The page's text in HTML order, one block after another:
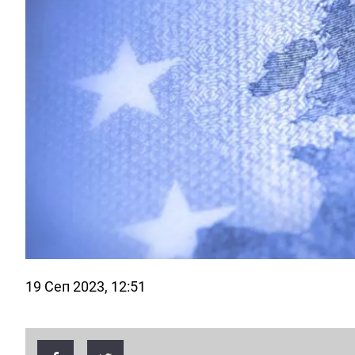
19 Сеп 2023, 12:51